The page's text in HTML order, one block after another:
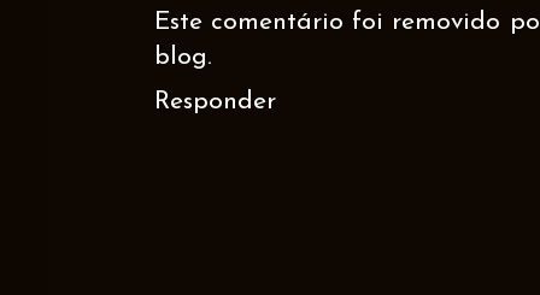
Este comentário foi removido
blog.
Responder